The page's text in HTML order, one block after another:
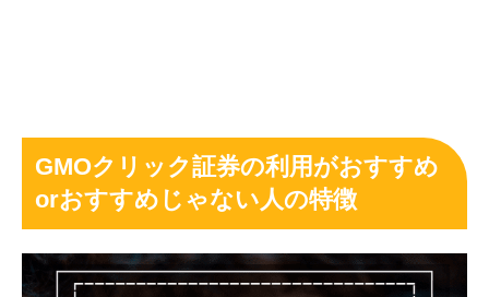
GMOクリック証券の利用がおすすめ
orおすすめじゃない人の特徴